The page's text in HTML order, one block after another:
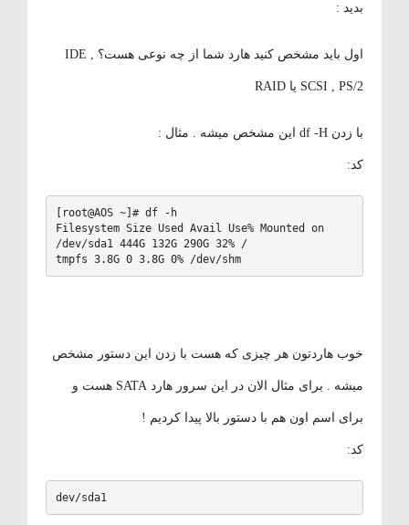
بدید :
اول باید مشخص کنید هارد شما از چه نوعی هست؟ IDE ,
SCSI , PS/2 یا RAID
با زدن df -H این مشخص میشه . مثال :
کد:
[root@AOS ~]# df -h
Filesystem Size Used Avail Use% Mounted on
/dev/sda1 444G 132G 290G 32% /
tmpfs 3.8G 0 3.8G 0% /dev/shm
خوب هاردتون هر چیزی که هست با زدن این دستور مشخص
میشه . برای مثال الان در این سرور هارد SATA هست و
برای اسم اون هم با دستور بالا پیدا کردیم !
کد:
dev/sda1